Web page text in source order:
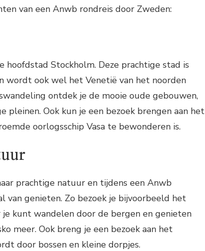
van een Anwb rondreis door Zweden:
hoofdstad Stockholm. Deze prachtige stad is
wordt ook wel het Venetië van het noorden
ontdek je de mooie oude gebouwen,
pleinen. Ook kun je een bezoek brengen aan het
oorlogsschip Vasa te bewonderen is.
prachtige natuur en tijdens een Anwb
van genieten. Zo bezoek je bijvoorbeeld het
je kunt wandelen door de bergen en genieten
meer. Ook breng je een bezoek aan het
door bossen en kleine dorpjes.